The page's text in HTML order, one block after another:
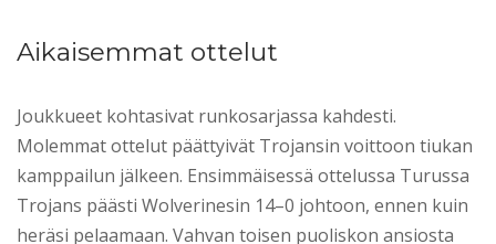
Aikaisemmat ottelut
Joukkueet kohtasivat runkosarjassa kahdesti.
Molemmat ottelut päättyivät Trojansin voittoon tiukan
kamppailun jälkeen. Ensimmäisessä ottelussa Turussa
Trojans päästi Wolverinesin 14–0 johtoon, ennen kuin
heräsi pelaamaan. Vahvan toisen puoliskon ansiosta